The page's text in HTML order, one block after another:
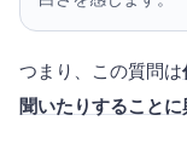
つまり、この質問は
聞いたりすること